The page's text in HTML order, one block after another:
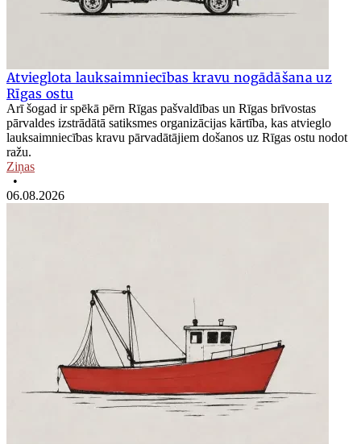
Atvieglota lauksaimniecības kravu nogādāšana uz
Rīgas ostu
Arī šogad ir spēkā pērn Rīgas pašvaldības un Rīgas brīvostas
pārvaldes izstrādātā satiksmes organizācijas kārtība, kas atvieglo
lauksaimniecības kravu pārvadātājiem došanos uz Rīgas ostu nodot
ražu.
Ziņas
•
06.08.2026